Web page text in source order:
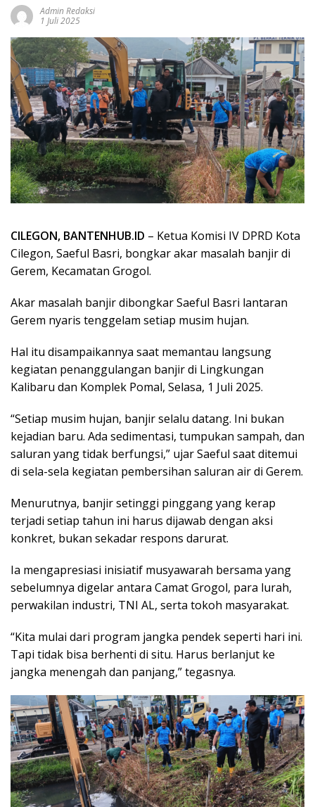
Admin Redaksi
1 Juli 2025
CILEGON, BANTENHUB.ID – Ketua Komisi IV DPRD Kota
Cilegon, Saeful Basri, bongkar akar masalah banjir di
Gerem, Kecamatan Grogol.
Akar masalah banjir dibongkar Saeful Basri lantaran
Gerem nyaris tenggelam setiap musim hujan.
Hal itu disampaikannya saat memantau langsung
kegiatan penanggulangan banjir di Lingkungan
Kalibaru dan Komplek Pomal, Selasa, 1 Juli 2025.
“Setiap musim hujan, banjir selalu datang. Ini bukan
kejadian baru. Ada sedimentasi, tumpukan sampah, dan
saluran yang tidak berfungsi,” ujar Saeful saat ditemui
di sela-sela kegiatan pembersihan saluran air di Gerem.
Menurutnya, banjir setinggi pinggang yang kerap
terjadi setiap tahun ini harus dijawab dengan aksi
konkret, bukan sekadar respons darurat.
Ia mengapresiasi inisiatif musyawarah bersama yang
sebelumnya digelar antara Camat Grogol, para lurah,
perwakilan industri, TNI AL, serta tokoh masyarakat.
“Kita mulai dari program jangka pendek seperti hari ini.
Tapi tidak bisa berhenti di situ. Harus berlanjut ke
jangka menengah dan panjang,” tegasnya.